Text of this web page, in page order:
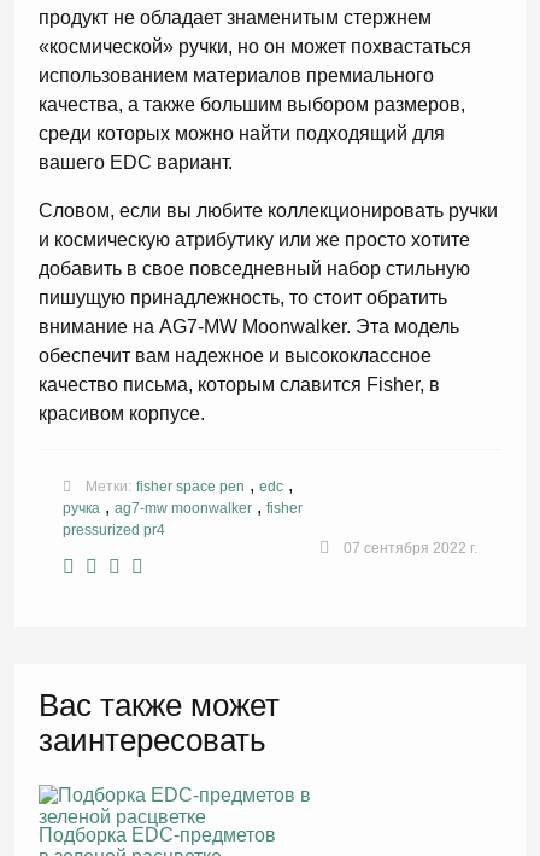
продукт не обладает знаменитым стержнем
«космической» ручки, но он может похвастаться
использованием материалов премиального
качества, а также большим выбором размеров,
среди которых можно найти подходящий для
вашего EDC вариант.
Словом, если вы любите коллекционировать ручки
и космическую атрибутику или же просто хотите
добавить в свое повседневный набор стильную
пишущую принадлежность, то стоит обратить
внимание на AG7-MW Moonwalker. Эта модель
обеспечит вам надежное и высококлассное
качество письма, которым славится Fisher, в
красивом корпусе.
Метки: fisher space pen , edc ,
ручка , ag7-mw moonwalker , fisher
pressurized pr4
07 сентября 2022 г.
Вас также может
заинтересовать
Подборка EDC-предметов